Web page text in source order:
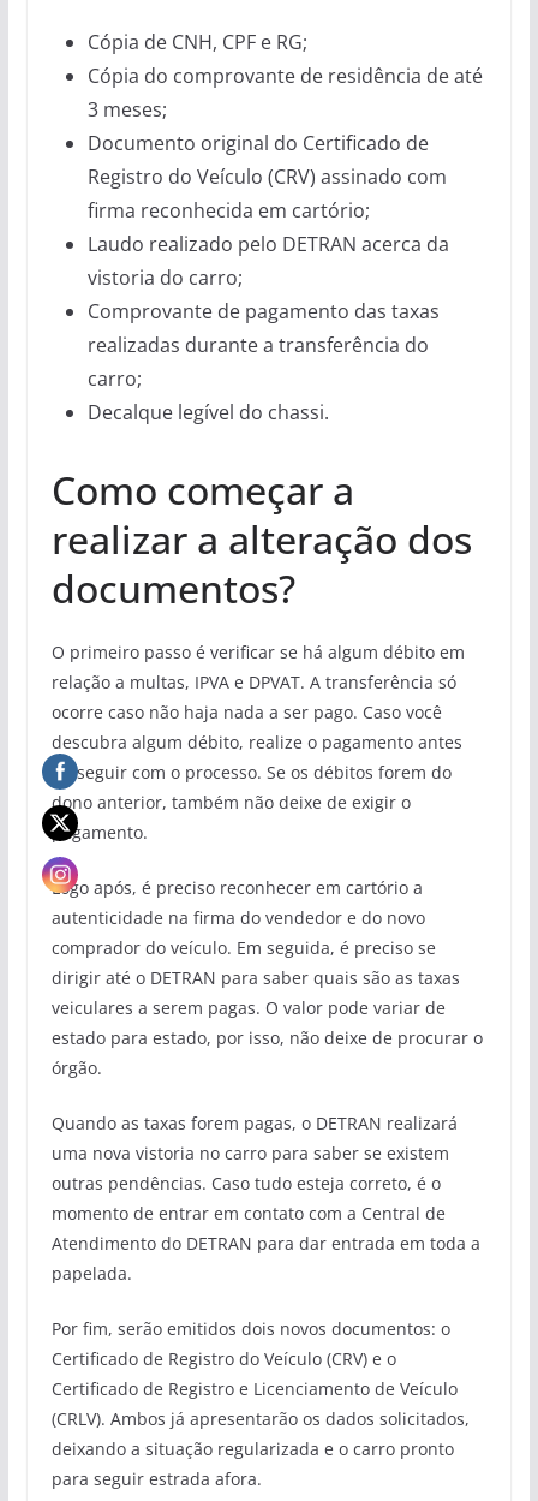
Cópia de CNH, CPF e RG;
Cópia do comprovante de residência de até
3 meses;
Documento original do Certificado de
Registro do Veículo (CRV) assinado com
firma reconhecida em cartório;
Laudo realizado pelo DETRAN acerca da
vistoria do carro;
Comprovante de pagamento das taxas
realizadas durante a transferência do
carro;
Decalque legível do chassi.
Como começar a
realizar a alteração dos
documentos?
O primeiro passo é verificar se há algum débito em
relação a multas, IPVA e DPVAT. A transferência só
ocorre caso não haja nada a ser pago. Caso você
descubra algum débito, realize o pagamento antes
de seguir com o processo. Se os débitos forem do
dono anterior, também não deixe de exigir o
pagamento.
Logo após, é preciso reconhecer em cartório a
autenticidade na firma do vendedor e do novo
comprador do veículo. Em seguida, é preciso se
dirigir até o DETRAN para saber quais são as taxas
veiculares a serem pagas. O valor pode variar de
estado para estado, por isso, não deixe de procurar o
órgão.
Quando as taxas forem pagas, o DETRAN realizará
uma nova vistoria no carro para saber se existem
outras pendências. Caso tudo esteja correto, é o
momento de entrar em contato com a Central de
Atendimento do DETRAN para dar entrada em toda a
papelada.
Por fim, serão emitidos dois novos documentos: o
Certificado de Registro do Veículo (CRV) e o
Certificado de Registro e Licenciamento de Veículo
(CRLV). Ambos já apresentarão os dados solicitados,
deixando a situação regularizada e o carro pronto
para seguir estrada afora.